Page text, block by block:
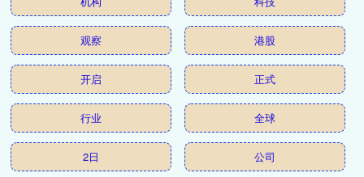
观察 港股
开启 正式
行业 全球
2日 公司